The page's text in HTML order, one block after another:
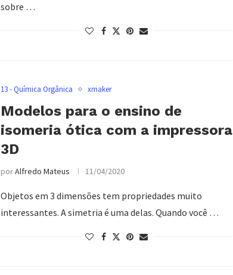
sobre …
13 - Química Orgânica xmaker
Modelos para o ensino de
isomeria ótica com a impressora
3D
porAlfredo Mateus 11/04/2020
Objetos em 3 dimensões tem propriedades muito
interessantes. A simetria é uma delas. Quando você …